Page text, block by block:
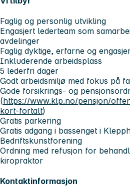
Faglig og personlig utvikling
Engasjert lederteam som
avdelinger
Faglig dyktige, erfarne og
Inkluderende arbeidsplass
5 lederfri dager
Godt arbeidsmiljø med fokus på
Gode forsikrings- og
(https://www.klp.no/pensjon/
kort-fortalt)
Gratis parkering
Gratis adgang i bassenget i
Bedriftskunstforening
Ordning med refusjon for
kiropraktor
Kontaktinformasjon